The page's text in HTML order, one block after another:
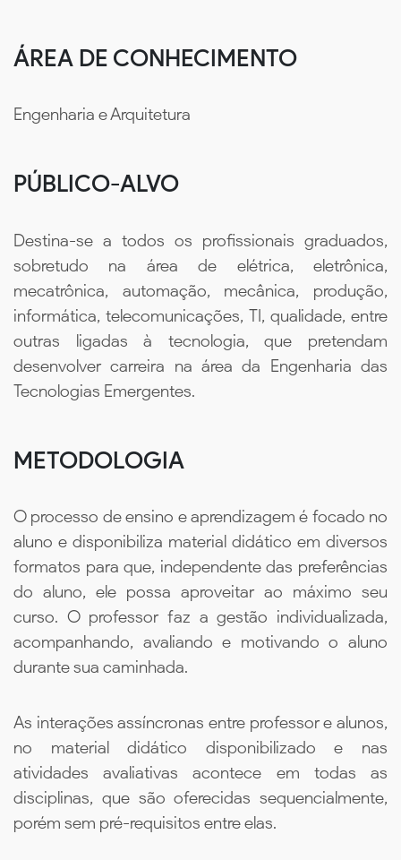
ÁREA DE CONHECIMENTO
Engenharia e Arquitetura
PÚBLICO-ALVO
Destina-se a todos os profissionais graduados,
sobretudo na área de elétrica, eletrônica,
mecatrônica, automação, mecânica, produção,
informática, telecomunicações, TI, qualidade, entre
outras ligadas à tecnologia, que pretendam
desenvolver carreira na área da Engenharia das
Tecnologias Emergentes.
METODOLOGIA
O processo de ensino e aprendizagem é focado no
aluno e disponibiliza material didático em diversos
formatos para que, independente das preferências
do aluno, ele possa aproveitar ao máximo seu
curso. O professor faz a gestão individualizada,
acompanhando, avaliando e motivando o aluno
durante sua caminhada.
As interações assíncronas entre professor e alunos,
no material didático disponibilizado e nas
atividades avaliativas acontece em todas as
disciplinas, que são oferecidas sequencialmente,
porém sem pré-requisitos entre elas.